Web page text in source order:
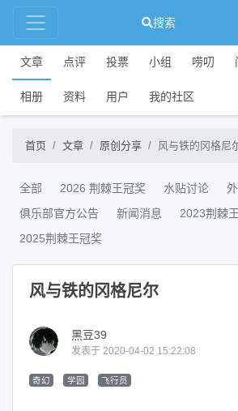
搜索
文章 点评 投票 小组 唠叨
相册 资料 用户 我的社区
首页 文章 原创分享 风与铁的冈格尼
全部 2026 荆棘王冠奖 水贴讨论
俱乐部官方公告
新闻消息
2023荆棘
2025荆棘王冠奖
风与铁的冈格尼尔
黑豆39
发表于 2020-04-02 15:22:08
奇幻 学园 飞行员